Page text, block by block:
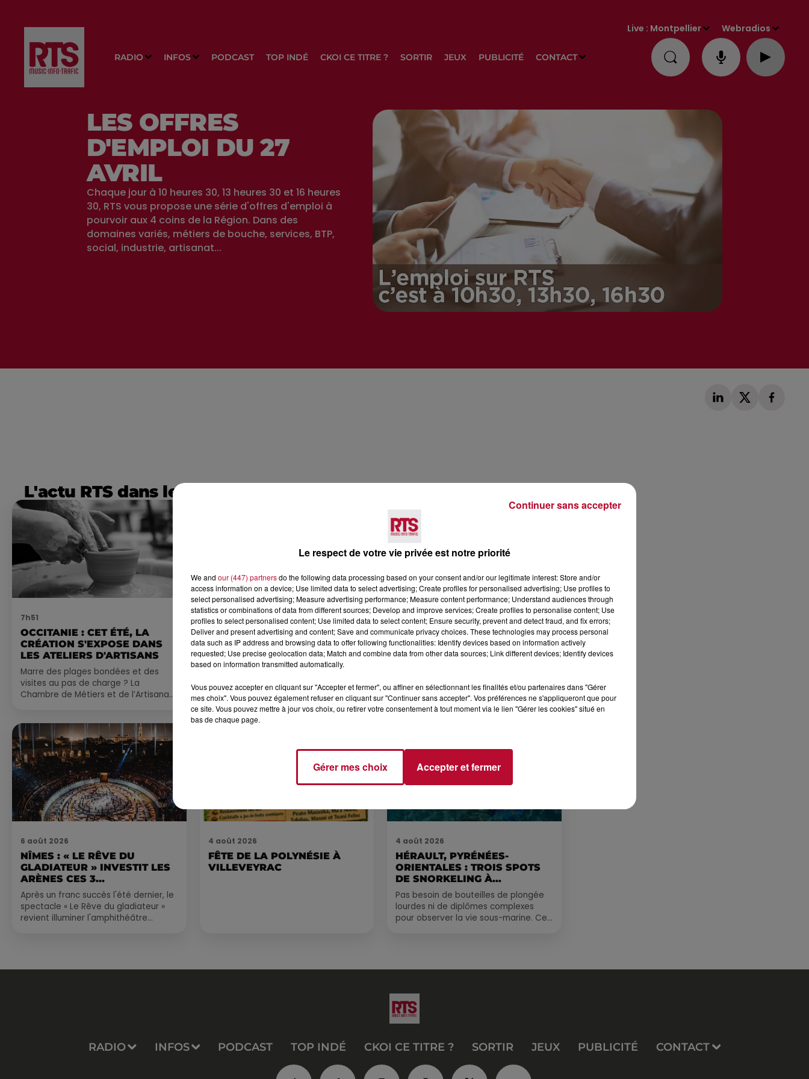
RADIO INFOS PODCAST TOP INDÉ CKOI CE TITRE ? SORTIR JEUX PUBLICITÉ CONTACT
Live : Montpellier Webradios
LES OFFRES
D'EMPLOI DU 27
AVRIL
Chaque jour à 10 heures 30, 13 heures 30 et 16 heures
30, RTS vous propose une série d'offres d'emploi à
pourvoir aux 4 coins de la Région. Dans des
domaines variés, métiers de bouche, services, BTP,
social, industrie, artisanat...
L'actu RTS dans le Sud
7h51
OCCITANIE : CET ÉTÉ, LA
CRÉATION S'EXPOSE DANS
LES ATELIERS D'ARTISANS
Marre des plages bondées et des
visites au pas de charge ? La
Chambre de Métiers et de l’Artisanat
7 août 2026
NOS IDÉES DE SORTIE POUR
CE WEEK-END
Comme tous les vendredis, voici une
petite sélection des rendez-vous à ne
pas manquer dans le coin. Que vous
ayez envie de voyager à l'autre bout
du monde,...
7 août 2026
DINER CONCERT À LA MJC DE
MARSEILLAN
6 août 2026
NÎMES : « LE RÊVE DU
GLADIATEUR » INVESTIT LES
ARÈNES CES 3...
Après un franc succès l'été dernier, le
spectacle « Le Rêve du gladiateur »
revient illuminer l'amphithéâtre
4 août 2026
FÊTE DE LA POLYNÉSIE À
VILLEVEYRAC
4 août 2026
HÉRAULT, PYRÉNÉES-
ORIENTALES : TROIS SPOTS
DE SNORKELING À
EXPLORER...
Pas besoin de bouteilles de plongée
lourdes ni de diplômes complexes
pour observer la vie sous-marine. Cet
RADIO INFOS PODCAST TOP INDÉ CKOI CE TITRE ? SORTIR JEUX PUBLICITÉ CONTACT
Le respect de votre vie privée est notre priorité
We and our (447) partnersdo the following data processing based on your consent and/or our legitimate interest: Store and/or
access information on a device; Use limited data to select advertising; Create profiles for personalised advertising; Use profiles to
select personalised advertising; Measure advertising performance; Measure content performance; Understand audiences through
statistics or combinations of data from different sources; Develop and improve services; Create profiles to personalise content; Use
profiles to select personalised content; Use limited data to select content; Ensure security, prevent and detect fraud, and fix errors;
Deliver and present advertising and content; Save and communicate privacy choices. These technologies may process personal
data such as IP address and browsing data to offer following functionalities: Identify devices based on information actively
requested; Use precise geolocation data; Match and combine data from other data sources; Link different devices; Identify devices
based on information transmitted automatically.
Vous pouvez accepter en cliquant sur "Accepter et fermer", ou affiner en sélectionnant les finalités et/ou partenaires dans "Gérer
mes choix". Vous pouvez également refuser en cliquant sur "Continuer sans accepter". Vos préférences ne s'appliqueront que pour
ce site. Vous pouvez mettre à jour vos choix, ou retirer votre consentement à tout moment via le lien "Gérer les cookies" situé en
bas de chaque page.
Gérer mes choix Accepter et fermer
Continuer sans accepter